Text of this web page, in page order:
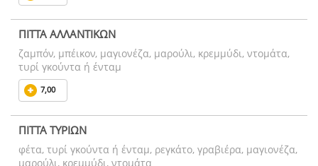
ΠΙΤΤΑ ΑΛΛΑΝΤΙΚΩΝ
ζαμπόν, μπέικον, μαγιονέζα, μαρούλι, κρεμμύδι, ντομάτα,
τυρί γκούντα ή ένταμ
7,00
ΠΙΤΤΑ ΤΥΡΙΩΝ
φέτα, τυρί γκούντα ή ένταμ, ρεγκάτο, γραβιέρα, μαγιονέζα,
μαρούλι, κρεμμύδι, ντομάτα